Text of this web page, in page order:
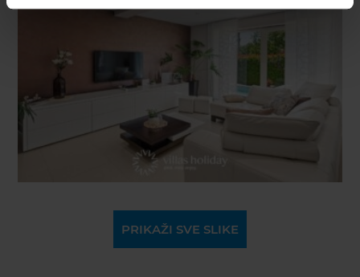
PRIKAŽI SVE SLIKE